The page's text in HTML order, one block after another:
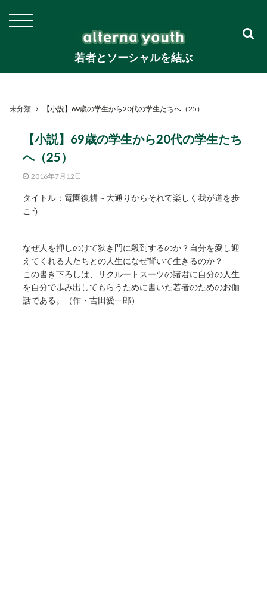
若者とソーシャルを結ぶ
未分類 【小説】69歳の学生から20代の学生たちへ（25）
【小説】69歳の学生から20代の学生たち
へ（25）
2016年7月12日
タイトル：電園復耕～大通りからそれて楽しく我が道を歩
こう
なぜ人を押しのけて狭き門に殺到するのか？自分を愛し迎
えてくれる人たちとの人生になぜ背いて生きるのか？
この書き下ろしは、リクルートスーツの諸君に自分の人生
を自分で歩み出してもらうために書いた若者のためのお伽
話である。（作・吉田愛一郎）